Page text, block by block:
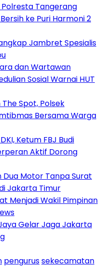
Tangerang
ke Puri Harmoni 2
Jambret Spesialis
dan Wartawan
Sosial Warnai HUT
Spot, Polsek
Bersama Warga
Ketum FBJ Budi
Aktif Dorong
Motor Tanpa Surat
Jakarta Timur
Menjadi Wakil Pimpinan
Gelar Jaga Jakarta
pengurussekecamatan